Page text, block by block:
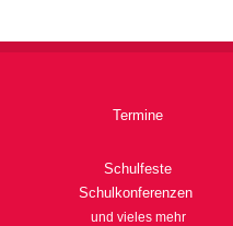
Termine
Schulfeste
Schulkonferenzen
und vieles mehr